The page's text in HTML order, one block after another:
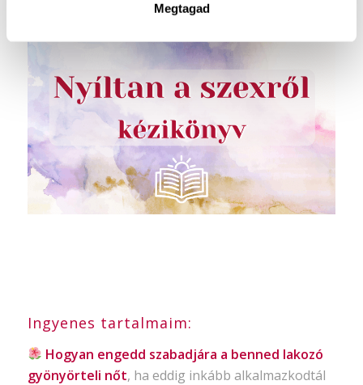
Megtagad
Ingyenes tartalmaim:
Hogyan engedd szabadjára a benned lakozó
gyönyörteli nőt, ha eddig inkább alkalmazkodtál